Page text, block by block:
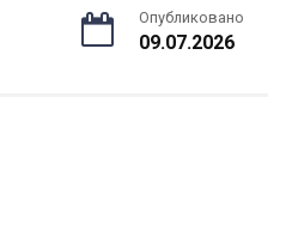
Опубликовано
09.07.2026